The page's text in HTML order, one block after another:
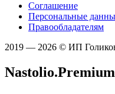
Соглашение
Персональные
Правообладателям
2019 — 2026 © ИП
Nastolio.Premium